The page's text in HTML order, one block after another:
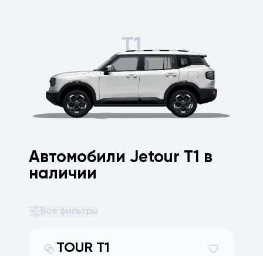
T1
Автомобили Jetour T1 в
наличии
JETOUR T1
Все фильтры